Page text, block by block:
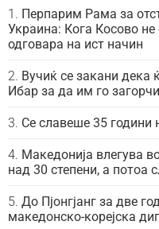
Перпарим Рама за
Украина: Кога Косово
одговара на ист начин
Вучиќ се закани дека
Ибар за да им го
Се славеше 35 години
Македонија влегува
над 30 степени, а потоа
До Пјонгјанг за две
македонско-корејска